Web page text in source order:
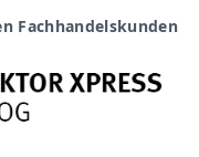
Fachhandelskunden